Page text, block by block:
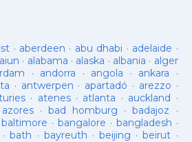
· aberdeen · abu dhabi · adelaide ·
· alabama · alaska · albania · alger
· andorra · angola · ankara ·
· antwerpen · apartadó · arezzo ·
· atenes· atlanta · auckland ·
azores·bad homburg ·badajoz ·
baltimore ·bangalore · bangladesh ·
·bath · bayreuth ·beijing ·beirut ·